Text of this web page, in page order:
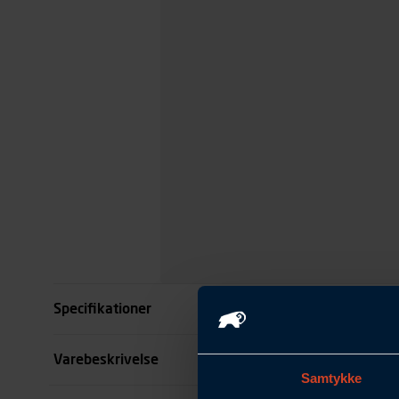
Samtykke
Specifikationer
Størrelse
Varebeskrivelse